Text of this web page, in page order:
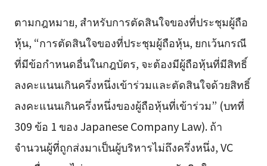
ตามกฎหมาย, สำหรับการตัดสินใจของที่ประชุมผู้ถือ
หุ้น, “การตัดสินใจของที่ประชุมผู้ถือหุ้น, ยกเว้นกรณี
ที่มีข้อกำหนดอื่นในกฎบัตร, จะต้องมีผู้ถือหุ้นที่มีสิทธิ์
ลงคะแนนเกินครึ่งหนึ่งเข้าร่วมและตัดสินใจด้วยสิทธิ์
ลงคะแนนเกินครึ่งหนึ่งของผู้ถือหุ้นที่เข้าร่วม” (บทที่
309 ข้อ 1 ของ Japanese Company Law). ถ้า
จำนวนผู้ที่ถูกส่งมาเป็นผู้บริหารไม่ถึงครึ่งหนึ่ง, VC